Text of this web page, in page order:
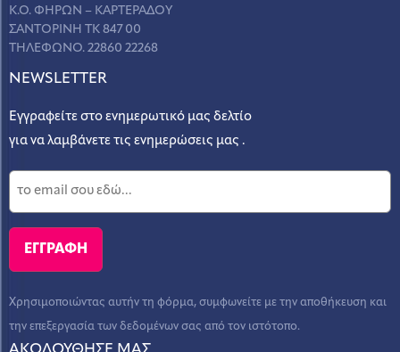
Κ.Ο. ΦΗΡΩΝ – ΚΑΡΤΕΡΑΔΟΥ
ΣΑΝΤΟΡΙΝΗ ΤΚ 847 00
ΤΗΛΕΦΩΝΟ. 22860 22268
NEWSLETTER
Εγγραφείτε στο ενημερωτικό μας δελτίο
για να λαμβάνετε τις ενημερώσεις μας .
Χρησιμοποιώντας αυτήν τη φόρμα, συμφωνείτε με την αποθήκευση και
την επεξεργασία των δεδομένων σας από τον ιστότοπο.